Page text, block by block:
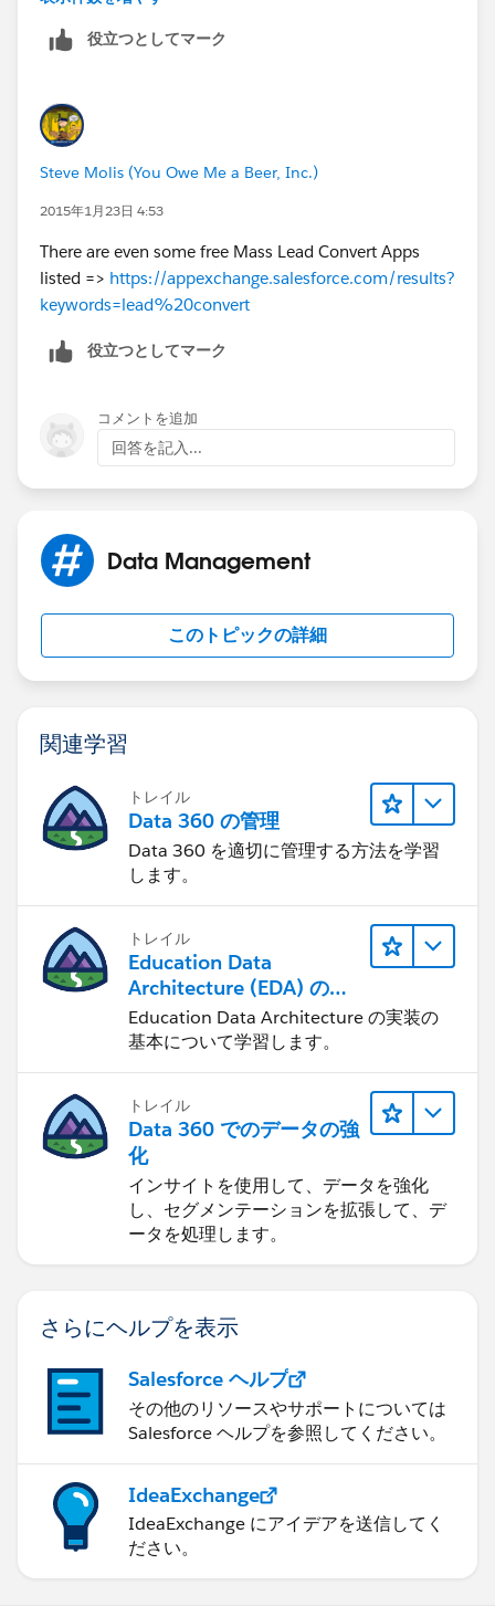
Using Apex is fairly way in order to enhance or change
towards a high technical solution.
役立つとしてマーク
Steve Molis (You Owe Me a Beer, Inc.)
2015年1月23日 4:53
There are even some free Mass Lead Convert Apps
listed => https://appexchange.salesforce.com/results?
keywords=lead%20convert
役立つとしてマーク
コメントを追加
回答を記入...
Data Management
このトピックの詳細
関連学習
トレイル
Data 360 の管理
Data 360 を適切に管理する方法を学習
します。
トレイル
Education Data
Architecture (EDA) の管
理
Education Data Architecture の実装の
基本について学習します。
トレイル
Data 360 でのデータの強
化
インサイトを使用して、データを強化
し、セグメンテーションを拡張して、デ
ータを処理します。
さらにヘルプを表示
Salesforce ヘルプ
その他のリソースやサポートについては
Salesforce ヘルプを参照してください。
IdeaExchange
IdeaExchange にアイデアを送信してく
ださい。